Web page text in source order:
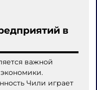
в
важной
Чили играет